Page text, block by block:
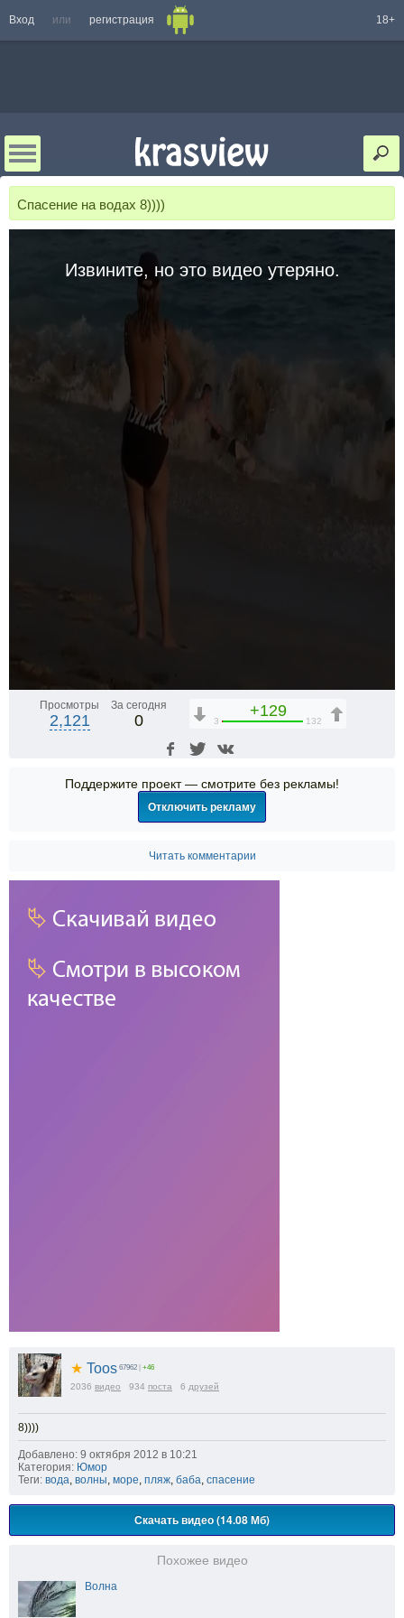
Вход или регистрация 18+
Спасение на водах 8))))
Извините, но это видео утеряно.
Просмотры
2,121
За сегодня
0
+129
3 132
Поддержите проект — смотрите без рекламы!
Отключить рекламу
Читать комментарии
★ Toos 67962 | +46
2036 видео 934 поста 6 друзей
8))))
Добавлено: 9 октября 2012 в 10:21
Категория: Юмор
Теги: вода волны море пляж баба спасение
Скачать видео (14.08 Мб)
Похожее видео
Волна